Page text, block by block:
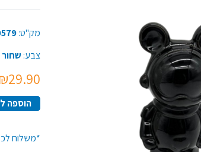
מק"ט:
צבע: שחור
הוספה
*משלוח לכל הארץ עד 5 ימי עסקים*זמן